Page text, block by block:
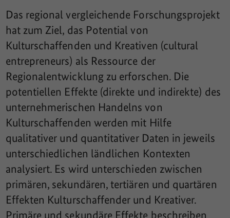
Das regional vergleichende Forschungsprojekt
hat zum Ziel, das Potential von
Kulturschaffenden und Kreativen (cultural
entrepreneurs) als Ressource der
Regionalentwicklung zu erforschen. Die
potentiellen Effekte (direkte und indirekte) des
unternehmerischen Handelns von
Kulturschaffenden werden mit Hilfe
qualitativer und quantitativer Daten in jeweils
unterschiedlichen ländlichen Kontexten
analysiert. Es wird unterschieden zwischen
primären, sekundären, tertiären und quartären
Effekten Kulturschaffender und Kreativer.
Primäre und sekundäre Effekte beschreiben